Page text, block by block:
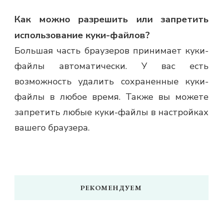
Как можно разрешить или запретить
использование куки-файлов?
Большая часть браузеров принимает куки-
файлы автоматически. У вас есть
возможность удалить сохраненные куки-
файлы в любое время. Также вы можете
запретить любые куки-файлы в настройках
вашего браузера.
РЕКОМЕНДУЕМ